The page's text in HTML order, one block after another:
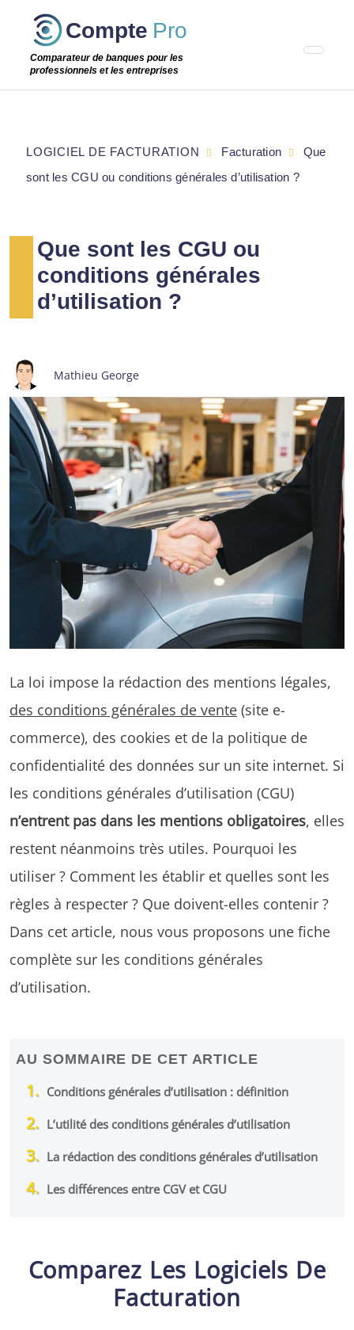
Passer
étape
Compte Pro
Comparateur de banques pour les
professionnels et les entreprises
Que sont les CGU ou
conditions générales
d’utilisation ?
Mathieu George
La loi impose la rédaction des mentions légales,
des conditions générales de vente (site e-
commerce), des cookies et de la politique de
confidentialité des données sur un site internet. Si
les conditions générales d’utilisation (CGU)
n’entrent pas dans les mentions obligatoires, elles
restent néanmoins très utiles. Pourquoi les
utiliser ? Comment les établir et quelles sont les
règles à respecter ? Que doivent-elles contenir ?
Dans cet article, nous vous proposons une fiche
complète sur les conditions générales
d’utilisation.
AU SOMMAIRE DE CET ARTICLE
Conditions générales d’utilisation : définition
L’utilité des conditions générales d’utilisation
La rédaction des conditions générales d’utilisation
Les différences entre CGV et CGU
Comparez Les Logiciels De
Facturation
LOGICIEL DE FACTURATION Facturation
Que
sont les CGU ou conditions générales d’utilisation ?